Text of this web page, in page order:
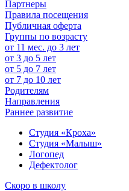
Партнеры
Правила посещения
Публичная оферта
Группы по возрасту
от 11 мес. до 3 лет
от 3 до 5 лет
от 5 до 7 лет
от 7 до 10 лет
Родителям
Направления
Раннее развитие
Студия «Кроха»
Студия «Малыш»
Логопед
Дефектолог
Скоро в школу